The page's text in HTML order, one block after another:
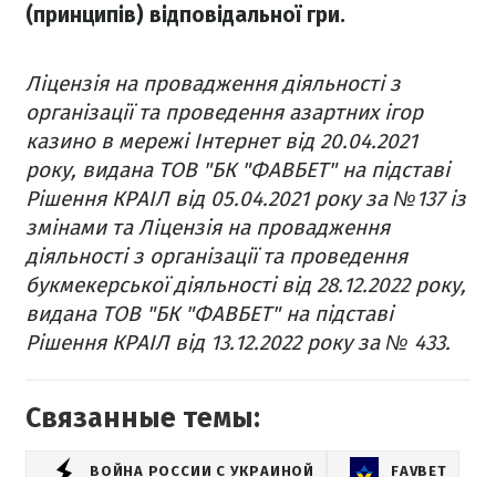
(принципів) відповідальної гри.
Ліцензія на провадження діяльності з
організації та проведення азартних ігор
казино в мережі Інтернет від 20.04.2021
року, видана ТОВ "БК "ФАВБЕТ" на підставі
Рішення КРАІЛ від 05.04.2021 року за №137 із
змінами та Ліцензія на провадження
діяльності з організації та проведення
букмекерської діяльності від 28.12.2022 року,
видана ТОВ "БК "ФАВБЕТ" на підставі
Рішення КРАІЛ від 13.12.2022 року за № 433.
Связанные темы:
ВОЙНА РОССИИ С УКРАИНОЙ FAVBET